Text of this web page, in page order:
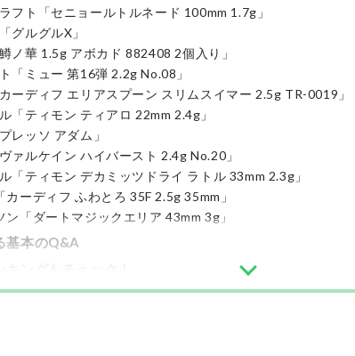
フト「セニョールトルネード 100mm 1.7g」
グルグルX」
ノ華 1.5g アボカド 882408 2個入り」
「ミュー 第16弾 2.2g No.08」
ーディフ エリアスプーン スリムスイマー 2.5g TR-0019」
「ティモン ティアロ 22mm 2.4g」
レッソ アダム」
ァルケイン ハイバースト 2.4g No.20」
「ティモン デカミッツドライ ラトル 33mm 2.3g」
カーディフ ふわとろ 35F 2.5g 35mm」
ン「ダートマジックエリア 43mm 3g」
基本のQ&A